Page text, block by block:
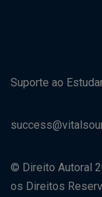
Suporte ao
© Direito Autoral
os Direitos